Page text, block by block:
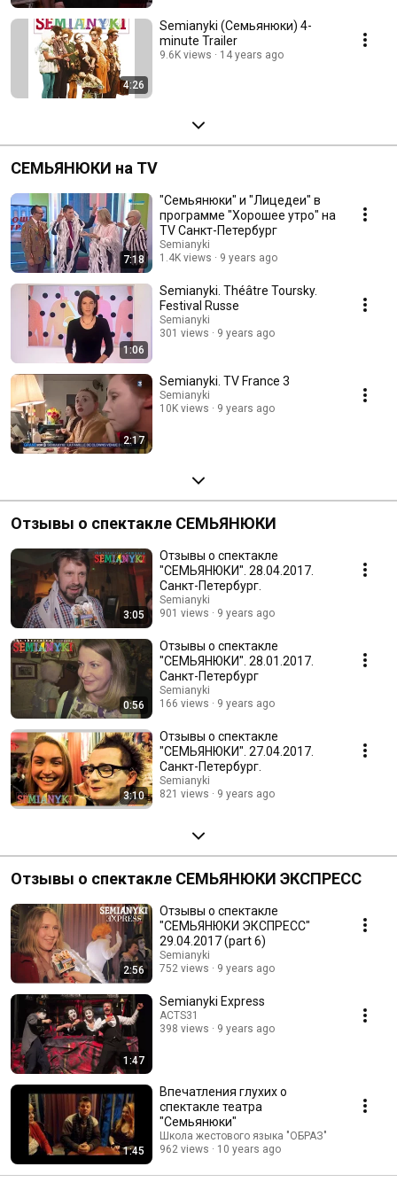
4:26
Semianyki (Семьянюки) 4-
minute Trailer
9.6K views 14 years ago
СЕМЬЯНЮКИ на TV
7:18
"Семьянюки" и "Лицедеи" в
программе "Хорошее утро" на
TV Санкт-Петербург
Semianyki
1.4K views
9 years ago
1:06
Semianyki. Théâtre Toursky.
Festival Russe
Semianyki
301 views
9 years ago
2:17
Semianyki. TV France 3
Semianyki
10K views
9 years ago
Отзывы о спектакле СЕМЬЯНЮКИ
3:05
Отзывы о спектакле
"СЕМЬЯНЮКИ". 28.04.2017.
Санкт-Петербург.
Semianyki
901 views
9 years ago
0:56
Отзывы о спектакле
"СЕМЬЯНЮКИ". 28.01.2017.
Санкт-Петербург
Semianyki
166 views
9 years ago
3:10
Отзывы о спектакле
"СЕМЬЯНЮКИ". 27.04.2017.
Санкт-Петербург.
Semianyki
821 views
9 years ago
Отзывы о спектакле СЕМЬЯНЮКИ ЭКСПРЕСС
2:56
Отзывы о спектакле
"СЕМЬЯНЮКИ ЭКСПРЕСС"
29.04.2017 (part 6)
Semianyki
752 views
9 years ago
1:47
Semianyki Express
ACTS31
398 views
9 years ago
1:45
Впечатления глухих о
спектакле театра
"Семьянюки"
Школа жестового языка "ОБРАЗ"
962 views
10 years ago